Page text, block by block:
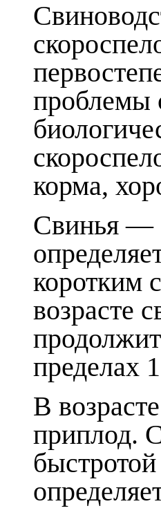
проблемы
корма,
Свинья —
коротким
возрасте
пределах
В
приплод.